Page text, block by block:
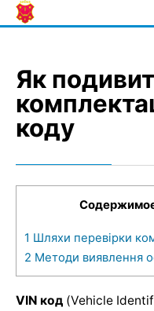
Skip
to
Як
коду
1 Шляхи перевірки
2 Методи виявлення
VIN код (Vehicle